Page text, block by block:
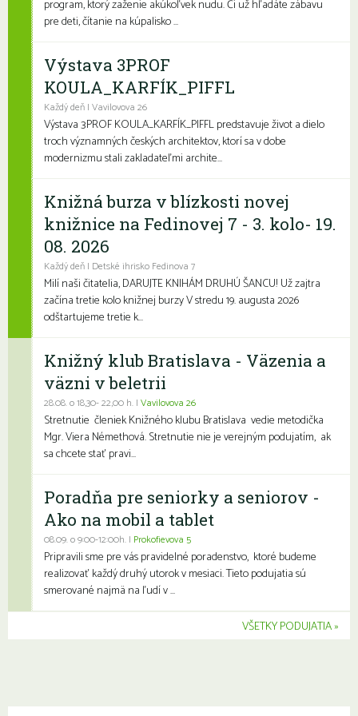
program, ktorý zaženie akúkoľvek nudu. Či už hľadáte zábavu
pre deti, čítanie na kúpalisko ...
Výstava 3PROF
KOULA_KARFÍK_PIFFL
Každý deň | Vavilovova 26
Výstava 3PROF KOULA_KARFÍK_PIFFL predstavuje život a dielo
troch významných českých architektov, ktorí sa v dobe
modernizmu stali zakladateľmi archite...
Knižná burza v blízkosti novej
knižnice na Fedinovej 7 - 3. kolo- 19.
08. 2026
Každý deň | Detské ihrisko Fedinova 7
Milí naši čitatelia, DARUJTE KNIHÁM DRUHÚ ŠANCU! Už zajtra
začína tretie kolo knižnej burzy V stredu 19. augusta 2026
odštartujeme tretie k...
Knižný klub Bratislava - Väzenia a
väzni v beletrii
28.08. o 18,30- 22,00 h. | Vavilovova 26
Stretnutie členiek Knižného klubu Bratislava vedie metodička
Mgr. Viera Némethová. Stretnutie nie je verejným podujatím, ak
sa chcete stať pravi...
Poradňa pre seniorky a seniorov -
Ako na mobil a tablet
08.09. o 9:00-12:00h. | Prokofievova 5
Pripravili sme pre vás pravidelné poradenstvo, ktoré budeme
realizovať každý druhý utorok v mesiaci. Tieto podujatia sú
smerované najmä na ľudí v ...
VŠETKY PODUJATIA